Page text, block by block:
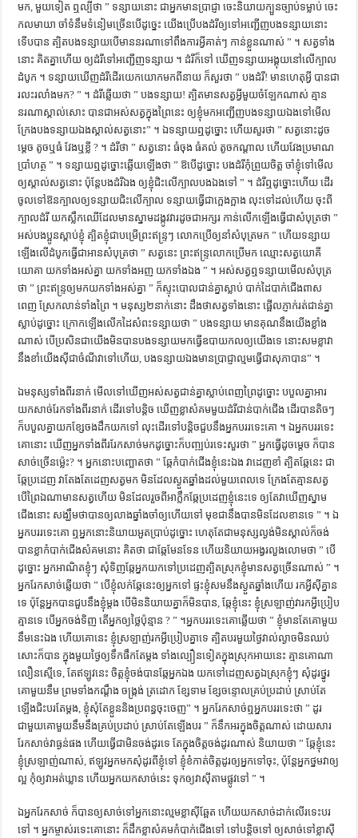
មក, មួយ​ទៀត​ ឮ​ល្បី​ថា ” ទន្សាយ​នោះ ជា​អ្នកមាន​ប្រាជ្ញា ចេះ​និយាយ​ក្បួន​ច្បាប់​ទម្លាប់ ចេះ​
កល​មាយា ចាំ​ទំនឹម​ទំនៀម​ច្រើន​បើ​ដូច្នេះ យើង​ប្រើ​បង​ដំរី​ឲ្យ​ទៅ​អញ្ជើញ​បង​ទន្សាយ​នោះ​
ទើប​បាន ត្បិត​បង​ទន្សាយ​បើ​មាន​នរណា​ទៅ​ពឹង​ការ​អ្វី​គាត់ៗ កាន់​ខ្លួន​ណាស់ ” ។ សត្វ​ទាំង​
នោះ គិត​គ្នា​ហើយ ឲ្យ​ដំរី​ទៅ​អញ្ជើញ​ទន្សាយ​ ។ ដំរី​ក៏​ទៅ ឃើញ​ទន្សាយ​អង្គុយ​នៅ​លើ​ក្បាល​
ដំបូក ។ ទន្សាយ​ឃើញ​ដំរី​ដើរ​យេក​យោក​មក​ពី​នាយ ក៏​សួរ​ថា ” បង​ដំរី​! មាន​ហេតុ​អ្វី បាន​ជា​
រលះ​រលាំង​មក? ” ។ ដំរី​ឆ្លើយ​ថា ” បង​ទន្សាយ! ត្បិត​មាន​សត្វ​អ្វី​មួយ​ចំឡែក​ណាស់ គ្មាន​
នរណា​ស្គាល់​សោះ បាន​ជា​អស់​សត្វ​ក្នុង​ព្រៃ​នេះ ឲ្យ​ខ្ញុំ​មក​អញ្ជើញ​បង​ទន្សាយ​ឯង​ទៅ​មើល
ក្រែង​បង​ទន្សាយ​ឯង​ស្គាល់​សត្វ​នោះ” ។ ឯទន្សាយ​ឮ​ដូច្នោះ ហើយ​សួរ​ថា ” សត្វ​នោះ​ដូច​
ម្តេច តូច​ឬ​ធំ វែង​ឬ​ខ្លី ? ។ ដំរី​ថា ” សត្វ​នោះ ធំ​ចុង ធំ​គល់ តូច​កណ្តាល ហើយ​វែង​ប្រមាណ​
ប្រាំ​ហត្ថ ” ។ ទន្សាយ​ឮ​ដូច្នោះ​ឆ្លើយ​ឡើង​ថា ” ឱបើ​ដូច្នោះ បង​ដំរី​កុំ​ព្រួយ​ចិត្ត ចាំ​ខ្ញុំ​ទៅ​មើល​
ឲ្យ​ស្គាល់​សត្វ​នោះ ប៉ុន្តែ​បង​ដំរី​ឯង​ ឲ្យ​ខ្ញុំ​ជិះ​លើ​ក្បាល​បង​ឯង​ទៅ ” ។ ដំរី​ឮ​ដូច្នោះ​ហើយ ដើរ​
ចូល​ទៅ​ឱនក្បាល​ឲ្យ​ទន្សាយ​ជិះ​លើ​ក្បាល ទន្សាយ​ធ្វើ​ជា​ក្អេង​ក្អាង លុះ​ទៅ​ដល់​ហើយ ចុះ​ពី​
ក្បាល​ដំរី យក​ស្លឹក​ឈើ​ដែល​មាន​ស្នាម​ដង្កូវ​វារ​ដូច​ជា​អក្សរ កាន់​លើក​ឡើង​ធ្វើ​ជា​សំបុត្រ​ថា ”
អស់​បង​ប្អូន​ស្តាប់​ខ្ញុំ ត្បិត​ខ្ញុំ​ជា​បម្រើ​ព្រះឥន្រ្ទៗ លោក​ប្រើ​ឲ្យ​នាំ​សំបុត្រ​មក ” ហើយ​ទន្សាយ​
ឡើង​លើ​ដំបូក​ធ្វើ​ជា​អាន​សំបុត្រ​ថា ” សត្វ​នេះ ព្រះឥន្រ្ទ​លោក​ប្រើ​មក ឈ្មោះ​សត្វ​យោគី​
យោគា យក​ទាំង​អស់​គ្នា យក​ទាំង​អញ យក​ទាំង​ឯង ” ។ អស់​សត្វ​ឮ​ទន្សាយ​មើល​សំបុត្រ​
ថា ” ព្រះឥន្រ្ទ​ឲ្យ​មក​យក​ទាំង​អស់​គ្នា ” ក៏​ស្ទុះ​បោល​ជាន់​គ្នា​ស្លាប់ បាក់​ដៃ​បាក់​ជើង​ពាស​
ពេញ ស្រែក​លាន់​ទាំង​ព្រៃ ។ មនុស្ស​២​នាក់​នោះ ដឹង​ថា​សត្វ​ទាំង​នោះ ផ្អើល​ភ្ញាក់​រត់​ជាន់​គ្នា​
ស្លាប់​ដូច្នោះ ក្រោក​ឡើង​លើក​ដៃ​សំពះ​ទន្សាយ​ថា ” បង​ទន្សាយ មាន​គុណ​នឹង​យើង​ខ្លាំង​
ណាស់ បើ​ប្រសិន​ជា​យើង​មិន​បាន​បង​ទន្សាយ​មក​ធ្វើ​ឧបាយ​កល​ឲ្យ​យើង​ទេ នោះ​សម​ខ្លា​វា​
នឹង​ខាំ​យើង​ស៊ី​ជា​ចំណី​វា​ទៅ​ហើយ, បង​ទន្សាយ​ឯង​មាន​ប្រាជ្ញា​ល្មម​ធ្វើ​ជា​សុភា​បាន” ។
ឯមនុស្ស​ទាំង​ពីរ​នាក់ មើល​ទៅ​ឃើញ​អស់​សត្វ​ជាន់​គ្នា​ស្លាប់​ពេញ​ព្រៃ​ដូច្នោះ បបួល​គ្នា​អារ​
យក​សាច់​រែក​ទាំង​ពីរ​នាក់ ដើរ​ទៅ​បន្តិច ឃើញ​ខ្លា​សំគម​មួយ​ដំរី​ជាន់​បាក់​ជើង ដើរ​បាន​តិចៗ
ក៏​បបួល​គ្នា​យក​ខ្សែ​ចង​ដឹក​យក​ទៅ លុះ​ដើរ​ទៅ​បន្តិច​ជួប​នឹង​អ្នក​បររទេះ​គោ ។ ឯ​អ្នក​បររទេះ​
គោ​នោះ ឃើញ​អ្នក​ទាំង​ពីរ​រែក​សាច់​មក​ដូច្នោះ​ក៏​បញ្ឍប់​រទេះ​សួរ​ថា ” អ្នក​ធ្វើ​ដូច​ម្តេច ក៏​បាន​
សាច់​ច្រើន​ម្ល៉េះ​? ។ អ្នក​នោះ​បញ្ឆោតថា ” ឆ្កែ​កំបាក់​ជើង​ខ្ញុំ​នេះ​ឯង វា​ដេញ​ខាំ ត្បិត​ឆ្កែ​នេះ ជា​
ឆ្កែ​ប្រដេញ វា​តែង​តែ​ដេញ​សត្វ​មក មិន​ដែល​ស្ងួត​ឆ្នាំង​ដល់​មួយ​ពេល​ទេ ក្រែង​តែ​គ្មាន​សត្វ
បើ​ព្រៃ​ឯណា​មាន​សត្វ​ហើយ មិន​ដែល​រួច​ពី​អាក្លឹក​ឆ្កែ​ប្រដេញ​ខ្ញុំ​នេះ​ទេ ឲ្យ​តែ​វា​ឃើញ​ស្នាម​
ជើង​នោះ សង្ឃឹម​ថា​បាន​ឲ្យ​លាង​ឆ្នាំង​ចាំ​ឲ្យ​ហើយ​ទៅ មុខ​ជា​នឹង​បាន​មិន​ដែល​ខាន​ទេ ” ។ ឯ​
អ្នក​បររទេះ​គោ ឮ​អ្នក​នោះ​និយាយ​អួត​ប្រាប់​ដូច្នោះ ហេតុ​តែ​ជា​មនុស្ស​ល្ងង់​មិន​ស្គាល់​ក៏​ចង់​
បាន​ខ្លា​កំបាក់​ជើង​សំគម​នោះ គិត​ថា ជា​ឆ្កែ​មែន​ទែន ហើយ​និយាយ​អង្វរ​លួង​លោម​ថា ” បើ​
ដូច្នោះ​ អ្នក​អាណិត​ខ្ញុំៗ សុំ​ទិញ​ឆ្កែ​អ្នក​យក​ទៅ​ប្រដេញ​ត្បិត​ស្រុក​ខ្ញុំ​មាន​សត្វ​ច្រើន​ណាស់ ” ។
អ្នក​រែក​សាច់​ឆ្លើយ​ថា ” បើ​ខ្ញុំ​លក់​ឆ្កែ​នេះ​ឲ្យ​អ្នក​ទៅ ផ្ទះ​ខ្ញុំ​សម​នឹង​ស្ងួត​ឆ្នាំង​ហើយ រក​អ្វី​ស៊ី​គ្នាន​
ទេ ប៉ុន្តែ​អ្នក​បាន​ជួប​នឹង​ខ្ញុំ​ម្តង បើ​មិន​និយាយ​គ្នា​ក៏​មិន​បាន, ឆ្កែ​ខ្ញុំ​នេះ ខ្ញុំ​ស្រឡាញ់​វា​រក​អ្វី​ប្រៀប​
គ្មាន​ទេ បើ​អ្នក​ចង់​ទិញ តើ​អ្នក​ឲ្យ​ថ្លៃ​ប៉ុន្មាន ? ” ។អ្នក​បរ​រទេះ​គោ​ឆ្លើយ​ថា ” ខ្ញុំ​មាន​តែ​គោ​មួយ​
នឹម​នេះ​ឯង ហើយ​គោ​នេះ ខ្ញុំ​ស្រឡាញ់​រក​អ្វី​ប្រៀប​គ្នា​ទេ ត្បិត​បរ​មួយ​ថ្ងៃ​វាល់​ល្ងាច​មិន​ឈប់​
សោះ​ក៏​បាន ក្នុង​មួយ​ថ្ងៃ​ឲ្យ​ទឹក​ផឹក​តែ​ម្តង ទាំង​ល្បឿន​ទៀត​ក្នុង​ស្រុក​អាយ​នេះ គ្មាន​គោ​ណា​
លឿន​ស្មើ​ទេ, តែ​ឥឡូវ​នេះ ចិត្ត​ខ្ញុំ​ចង់​បាន​ឆ្កែ​អ្នក​ឯង យក​ទៅ​ដេញ​សត្វ​ឯស្រុក​ខ្ញុំៗ សុំ​ដូរ​ថ្នូរ​
គោ​មួយ​នឹម ព្រម​ទាំង​កណ្តឹង ចង្រ្កង់ ត្រដោក ខ្សែ​ទាម ខ្សែ​ចន្ទោល​គ្រប់​ប្រដាប់ ស្រាប់​តែ​
ឡើង​ជិះ​បរ​តែ​ម្តង, ខ្ញុំ​សុំ​តែ​ខ្លួន​និង​ប្រពន្ធ​ចុះ​ចេញ” ។ អ្នក​រែក​សាច់​ឮ​អ្នក​បរ​រទេះ​ថា ” ដូរ​
ជាមួយ​គោ​មួយនឹម​នឹង​គ្រប់​ប្រដាប់ ស្រាប់​តែ​ឡើង​បរ ” ក៏​នឹក​អរ​ក្នុង​ចិត្ត​ណាស់ ដោយ​សារ​
រែក​សាច់​វា​ធ្ងន់​ផង ហើយ​ធ្វើ​ជា​មិន​ចង់​ដូរ​ទេ តែ​ក្នុង​ចិត្ត​ចង់ដូរ​ណាស់ និយាយ​ថា ” ឆ្កែ​ខ្ញុំ​នេះ​
ខ្ញុំ​ស្រឡាញ់​ណាស់, ឥឡូវ​អ្នក​មក​សុំ​ដូរ​ពី​ខ្ញុំ​ទៅ ខ្ញុំ​ខំ​កាត់​ចិត្ត​ដូរ​ឲ្យ​អ្នក​ទៅ​ចុះ, ប៉ុន្តែ​អ្នក​ថ្នម​វា​ឲ្យ​
ល្អ កុំ​ឲ្យ​វា​អត់​ឃ្លាន ហើយ​អ្នក​យក​សាច់​នេះ ទុក​ឲ្យ​វា​ស៊ី​តាម​ផ្លូវ​ទៅ ” ។
ឯអ្នក​រែក​សាច់ ក៏បានឲ្យ​សាច់​ទៅ​អ្នក​នោះ​ល្មម​ខ្លា​ស៊ី​ឆ្អែត​ ហើយ​យក​សាច់​ដាក់​លើ​រទេះ​បរ​
ទៅ ។ អ្នក​ម្ចាស់​រទេះ​គោ​នោះ ក៏​ដឹក​ខ្លា​សំគម​កំបាក់​ជើង​ទៅ ទៅ​បន្តិច​ទៅ ឲ្យ​សាច់​ទៅ​ខ្លា​ស៊ី​